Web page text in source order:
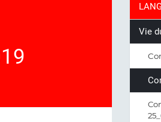
Vie